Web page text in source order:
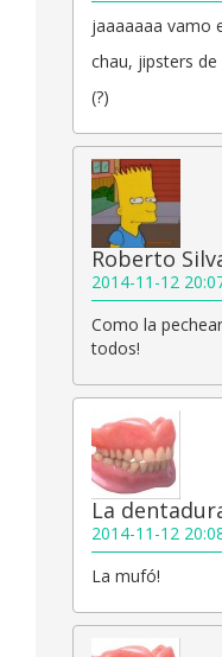
jaaaaaaa vamo
chau, jipsters de
(?)
Roberto
2014-11-12
Como la
todos!
La
2014-11-12
La mufó!